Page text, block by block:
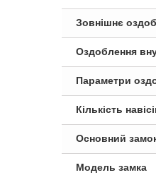
Зовнішнє
Оздоблення
Параметри
Кількість
Основний
Модель замка